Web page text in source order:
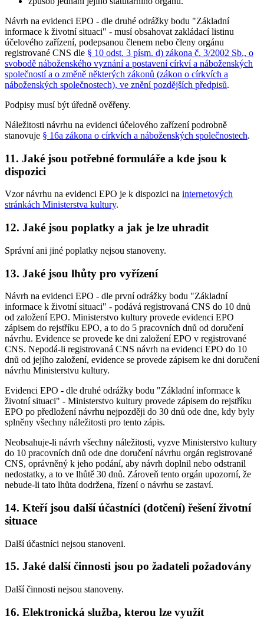
Návrh na evidenci EPO - dle druhé odrážky bodu "Základní
informace k životní situaci" - musí obsahovat zakládací listinu
účelového zařízení, podepsanou členem nebo členy orgánu
registrované CNS dle § 10 odst. 3 písm. d) zákona č. 3/2002 Sb., o
svobodě náboženského vyznání a postavení církví a náboženských
společností a o změně některých zákonů (zákon o církvích a
náboženských společnostech), ve znění pozdějších předpisů.
Podpisy musí být úředně ověřeny.
Náležitosti návrhu na evidenci účelového zařízení podrobně
stanovuje § 16a zákona o církvích a náboženských společnostech.
11. Jaké jsou potřebné formuláře a kde jsou k
dispozici
Vzor návrhu na evidenci EPO je k dispozici na internetových
stránkách Ministerstva kultury.
12. Jaké jsou poplatky a jak je lze uhradit
Správní ani jiné poplatky nejsou stanoveny.
13. Jaké jsou lhůty pro vyřízení
Návrh na evidenci EPO - dle první odrážky bodu "Základní
informace k životní situaci" - podává registrovaná CNS do 10 dnů
od založení EPO. Ministerstvo kultury provede evidenci EPO
zápisem do rejstříku EPO, a to do 5 pracovních dnů od doručení
návrhu. Evidence se provede ke dni založení EPO v registrované
CNS. Nepodá-li registrovaná CNS návrh na evidenci EPO do 10
dnů od jejího založení, evidence se provede zápisem ke dni doručení
návrhu Ministerstvu kultury.
Evidenci EPO - dle druhé odrážky bodu "Základní informace k
životní situaci" - Ministerstvo kultury provede zápisem do rejstříku
EPO po předložení návrhu nejpozději do 30 dnů ode dne, kdy byly
splněny všechny náležitosti pro tento zápis.
Neobsahuje-li návrh všechny náležitosti, vyzve Ministerstvo kultury
do 10 pracovních dnů ode dne doručení návrhu orgán registrované
CNS, oprávněný k jeho podání, aby návrh doplnil nebo odstranil
nedostatky, a to ve lhůtě 30 dnů. Zároveň tento orgán upozorní, že
nebude-li tato lhůta dodržena, řízení o návrhu se zastaví.
14. Kteří jsou další účastníci (dotčení) řešení životní
situace
Další účastníci nejsou stanoveni.
15. Jaké další činnosti jsou po žadateli požadovány
Další činnosti nejsou stanoveny.
16. Elektronická služba, kterou lze využít